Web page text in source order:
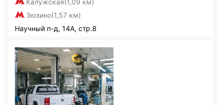
Калужская(1,09 км)
Зюзино(1,57 км)
Научный п-д, 14А, стр.8